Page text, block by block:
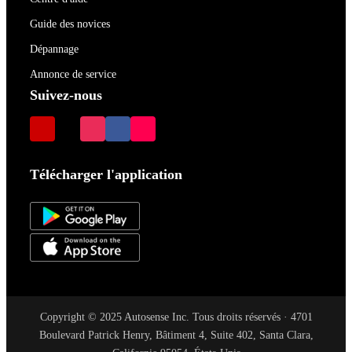
Guide des novices
Dépannage
Annonce de service
Suivez-nous
Télécharger l'application
Copyright © 2025 Autosense Inc. Tous droits réservés · 4701
Boulevard Patrick Henry, Bâtiment 4, Suite 402, Santa Clara,